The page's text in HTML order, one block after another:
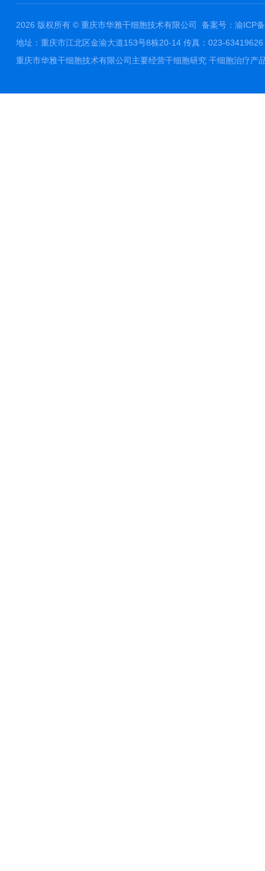
2026 版权所有 © 重庆市华雅干细胞技术有限公司 备案号：渝ICP
地址：重庆市江北区金渝大道153号8栋20-14 传真：023-
重庆市华雅干细胞技术有限公司主要经营干细胞研究 干细胞治疗产